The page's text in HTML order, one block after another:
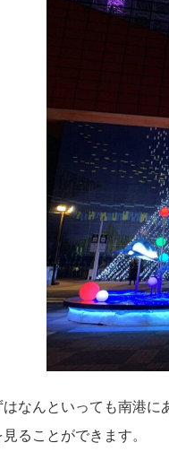
はなんといっても南港に
ることができます。